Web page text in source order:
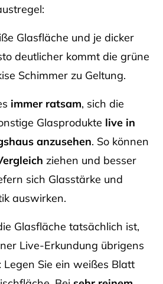
Glasfläche und je dicker
deutlicher kommt die grüne
Schimmer zu Geltung.
immer ratsam, sich die
Glasprodukte live in
anzusehen. So können
ziehen und besser
sich Glasstärke und
auswirken.
Glasfläche tatsächlich ist,
Live-Erkundung übrigens
Sie ein weißes Blatt